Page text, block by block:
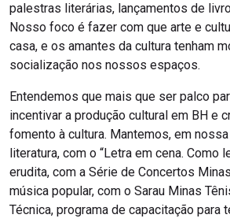
palestras literárias, lançamentos de
Nosso foco é fazer com que arte e
casa, e os amantes da cultura tenham
socialização nos nossos espaços.
Entendemos que mais que ser palco
incentivar a produção cultural em BH e
fomento à cultura. Mantemos, em
literatura, com o “Letra em cena. Como
erudita, com a Série de Concertos
música popular, com o Sarau Minas
Técnica, programa de capacitação para